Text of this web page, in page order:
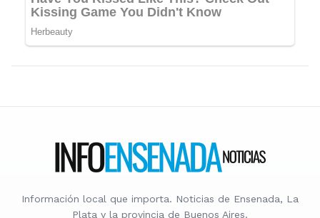
Información local que importa. Noticias de Ensenada, La
Plata y la provincia de Buenos Aires.